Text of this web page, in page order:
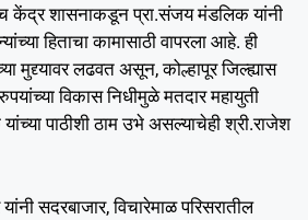
केंद्र शासनाकडून प्रा.संजय मंडलिक यांनी
हिताचा कामासाठी वापरला आहे. ही
मुद्द्यावर लढवत असून, कोल्हापूर जिल्ह्यास
विकास निधीमुळे मतदार महायुती
पाठीशी ठाम उभे असल्याचेही श्री.राजेश
सदरबाजार, विचारेमाळ परिसरातील